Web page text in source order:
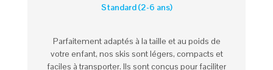
Standard (2-6 ans)
Parfaitement adaptés à la taille et au poids de
votre enfant, nos skis sont légers, compacts et
faciles à transporter. Ils sont conçus pour faciliter